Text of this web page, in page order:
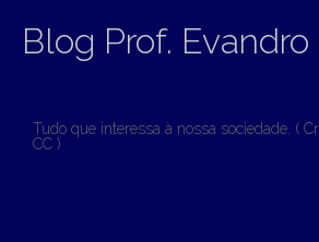
Blog Prof. Evandro
Tudo que interessa à nossa sociedade. (
CC )